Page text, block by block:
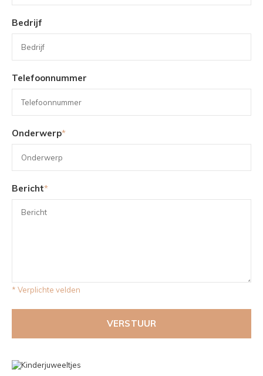
Bedrijf
Telefoonnummer
Onderwerp*
Bericht*
* Verplichte velden
VERSTUUR